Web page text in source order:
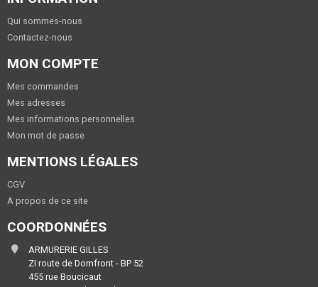
Qui sommes-nous
Contactez-nous
MON COMPTE
Mes commandes
Mes adresses
Mes informations personnelles
Mon mot de passe
MENTIONS LÉGALES
CGV
A propos de ce site
COORDONNÉES
ARMURERIE GILLES
ZI route de Domfront - BP 52
455 rue Boucicaut